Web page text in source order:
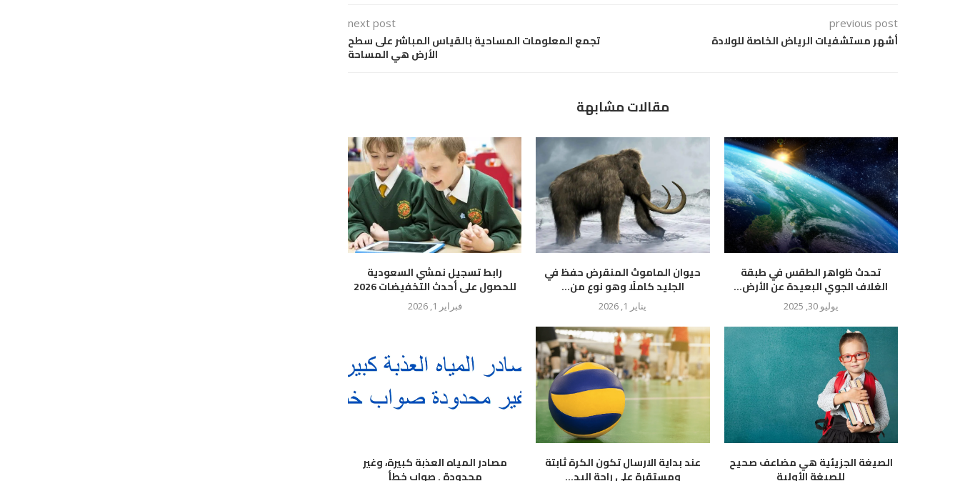
previous post
أشهر مستشفيات الرياض الخاصة للولادة
next post
تجمع المعلومات المساحية بالقياس المباشر على سطح
الأرض هي المساحة
مقالات مشابهة
رابط تسجيل نمشي السعودية
للحصول على أحدث التخفيضات 2026
فبراير 1, 2026
حيوان الماموث المنقرض حفظ في
الجليد كاملًا وهو نوع من...
يناير 1, 2026
تحدث ظواهر الطقس في طبقة
الغلاف الجوي البعيدة عن الأرض...
يوليو 30, 2025
مصادر المياه العذبة كبيرة، وغير
محدودة . صواب خطأ
عند بداية الارسال تكون الكرة ثابتة
ومستقرة على راحة اليد...
الصيغة الجزيئية هي مضاعف صحيح
للصيغة الأولية